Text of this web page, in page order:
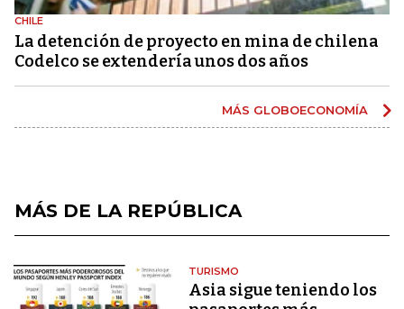
CHILE
La detención de proyecto en mina de chilena
Codelco se extendería unos dos años
MÁS GLOBOECONOMÍA
MÁS DE LA REPÚBLICA
TURISMO
Asia sigue teniendo los